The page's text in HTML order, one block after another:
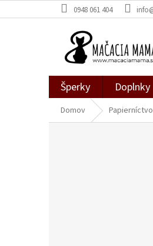
na
0948 061 404
Šperky Doplnky
Domov Papierníctvo